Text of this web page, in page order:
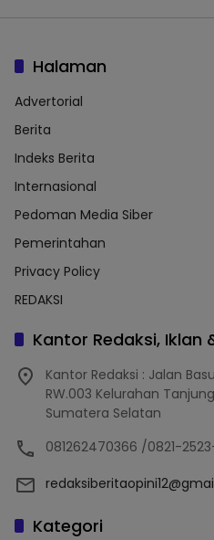
Halaman
Advertorial
Berita
Indeks Berita
Internasional
Pedoman Media Siber
Pemerintahan
Privacy Policy
REDAKSI
Kantor Redaksi, Iklan
Kantor Redaksi : Jalan
RW.003 Kelurahan
Sumatera Selatan
081262470366 /0821-
Kategori